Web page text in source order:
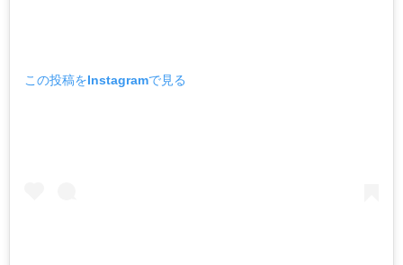
この投稿をInstagramで見る